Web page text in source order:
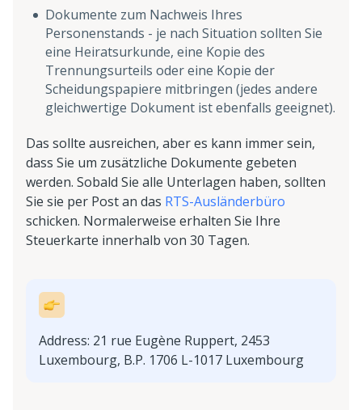
Dokumente zum Nachweis Ihres
Personenstands - je nach Situation sollten Sie
eine Heiratsurkunde, eine Kopie des
Trennungsurteils oder eine Kopie der
Scheidungspapiere mitbringen (jedes andere
gleichwertige Dokument ist ebenfalls geeignet).
Das sollte ausreichen, aber es kann immer sein,
dass Sie um zusätzliche Dokumente gebeten
werden. Sobald Sie alle Unterlagen haben, sollten
Sie sie per Post an das RTS-Ausländerbüro
schicken. Normalerweise erhalten Sie Ihre
Steuerkarte innerhalb von 30 Tagen.
Address: 21 rue Eugène Ruppert, 2453
Luxembourg, B.P. 1706 L-1017 Luxembourg